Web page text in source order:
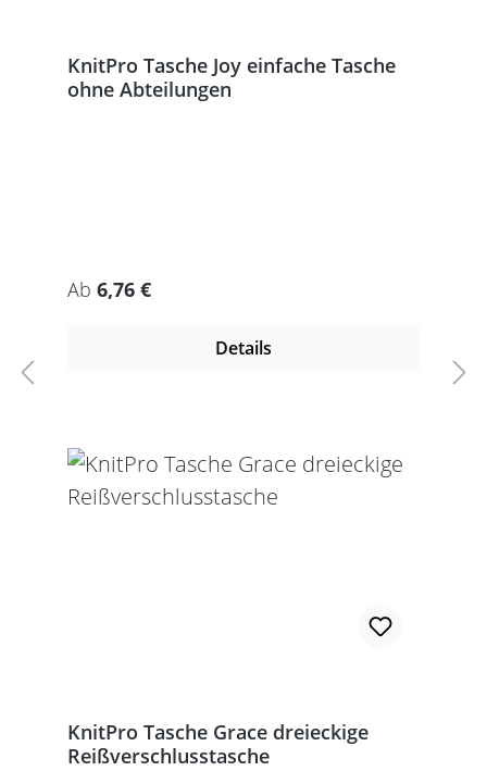
KnitPro Tasche Joy einfache Tasche
ohne Abteilungen
Regulärer Preis:
Ab 6,76 €
Details
KnitPro Tasche Grace dreieckige
Reißverschlusstasche